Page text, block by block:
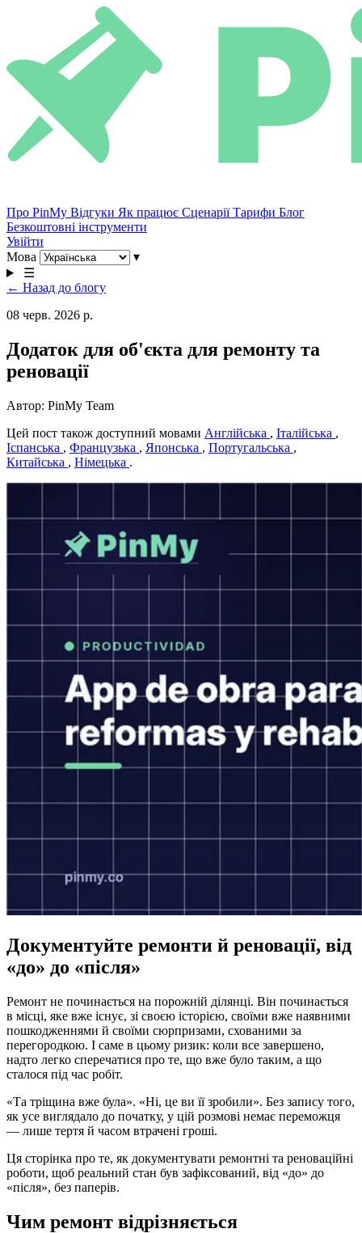
Про PinMy Відгуки Як працює СценаріїТарифи Блог
Безкоштовні інструменти
Увійти
Мова
▾
☰
← Назад до блогу
08 черв. 2026 р.
Додаток для об'єкта для ремонту та
реновації
Автор: PinMy Team
Цей пост також доступний мовами Англійська , Італійська ,
Іспанська , Французька , Японська , Португальська ,
Китайська , Німецька .
Документуйте ремонти й реновації, від
«до» до «після»
Ремонт не починається на порожній ділянці. Він починається
в місці, яке вже існує, зі своєю історією, своїми вже наявними
пошкодженнями й своїми сюрпризами, схованими за
перегородкою. І саме в цьому ризик: коли все завершено,
надто легко сперечатися про те, що вже було таким, а що
сталося під час робіт.
«Та тріщина вже була». «Ні, це ви її зробили». Без запису того,
як усе виглядало до початку, у цій розмові немає переможця
— лише тертя й часом втрачені гроші.
Ця сторінка про те, як документувати ремонтні та реноваційні
роботи, щоб реальний стан був зафіксований, від «до» до
«після», без паперів.
Чим ремонт відрізняється